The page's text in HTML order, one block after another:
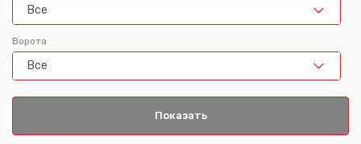
Все
Ворота
Все